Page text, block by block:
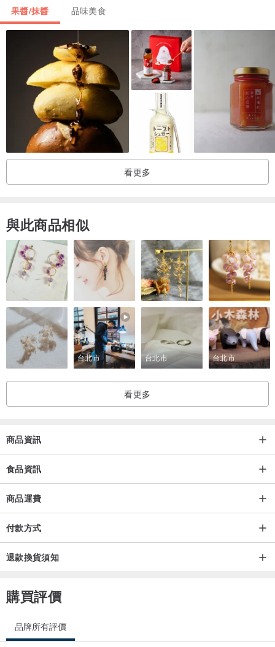
果醬/抹醬 品味美食
看更多
與此商品相似
台北市 台北市 台北市
看更多
商品資訊
食品資訊
商品運費
付款方式
退款換貨須知
購買評價
品牌所有評價